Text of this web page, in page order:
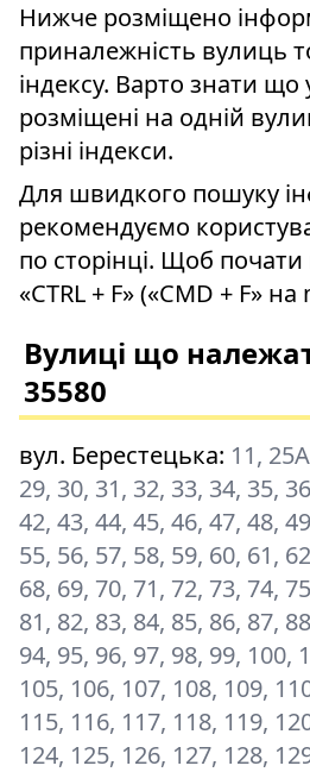
Нижче розміщено
приналежність вулиць
індексу. Варто знати що
розміщені на одній
різні індекси.
Для швидкого пошуку
рекомендуємо
по сторінці. Щоб
«CTRL + F» («CMD + F» на
Вулиці що
35580
вул. Берестецька: 11,
29, 30, 31, 32, 33, 34, 35,
42, 43, 44, 45, 46, 47, 48,
55, 56, 57, 58, 59, 60, 61,
68, 69, 70, 71, 72, 73, 74,
81, 82, 83, 84, 85, 86, 87,
94, 95, 96, 97, 98, 99, 100,
105, 106, 107, 108, 109,
115, 116, 117, 118, 119,
124, 125, 126, 127, 128,